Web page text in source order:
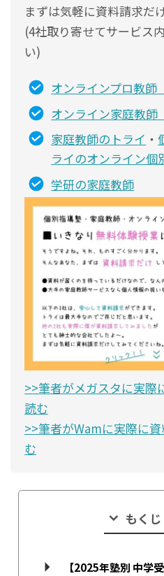
まずは気軽に資料請求だ
(4社取り寄せてサービス
い)
オンラインプロ教師
オンライン家庭教師
家庭教師のトライ ・
ライのオンライン個
学研の家庭教師
>>筆者がメガスタに実際
読む
>>筆者がWamに実際に
む
もくじ
【2025年塾別 中学